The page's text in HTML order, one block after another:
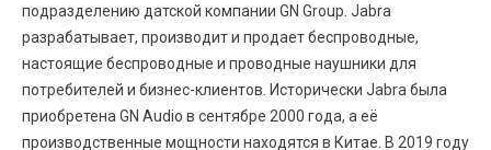
подразделению датской компании GN Group. Jabra
разрабатывает, производит и продает беспроводные,
настоящие беспроводные и проводные наушники для
потребителей и бизнес-клиентов. Исторически Jabra была
приобретена GN Audio в сентябре 2000 года, а её
производственные мощности находятся в Китае. В 2019 году